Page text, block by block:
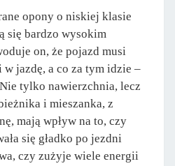
opony o niskiej klasie
się bardzo wysokim
on, że pojazd musi
jazdę, a co za tym idzie –
tylko nawierzchnia, lecz
i mieszanka, z
mają wpływ na to, czy
się gładko po jezdni
czy zużyje wiele energii